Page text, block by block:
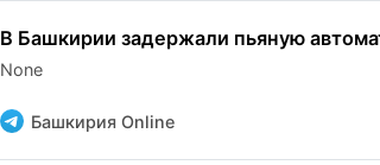
В Башкирии задержали пьяную
None
Башкирия Online